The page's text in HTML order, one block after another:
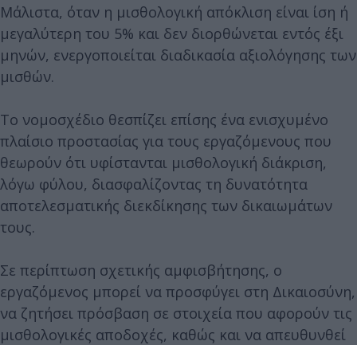
Μάλιστα, όταν η μισθολογική απόκλιση είναι ίση ή
μεγαλύτερη του 5% και δεν διορθώνεται εντός έξι
μηνών, ενεργοποιείται διαδικασία αξιολόγησης των
μισθών.
Το νομοσχέδιο θεσπίζει επίσης ένα ενισχυμένο
πλαίσιο προστασίας για τους εργαζόμενους που
θεωρούν ότι υφίστανται μισθολογική διάκριση,
λόγω φύλου, διασφαλίζοντας τη δυνατότητα
αποτελεσματικής διεκδίκησης των δικαιωμάτων
τους.
Σε περίπτωση σχετικής αμφισβήτησης, ο
εργαζόμενος μπορεί να προσφύγει στη Δικαιοσύνη,
να ζητήσει πρόσβαση σε στοιχεία που αφορούν τις
μισθολογικές αποδοχές, καθώς και να απευθυνθεί